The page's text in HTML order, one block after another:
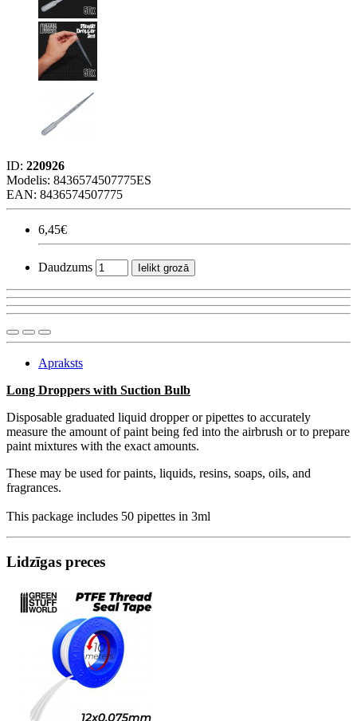
ID: 220926
Modelis: 8436574507775ES
EAN: 8436574507775
6,45€
Daudzums Ielikt grozā
Apraksts
Long Droppers with Suction Bulb
Disposable graduated liquid dropper or pipettes to accurately
measure the amount of paint being fed into the airbrush or to prepare
paint mixtures with the exact amounts.
These may be used for paints, liquids, resins, soaps, oils, and
fragrances.
This package includes 50 pipettes in 3ml
Lidzīgas preces